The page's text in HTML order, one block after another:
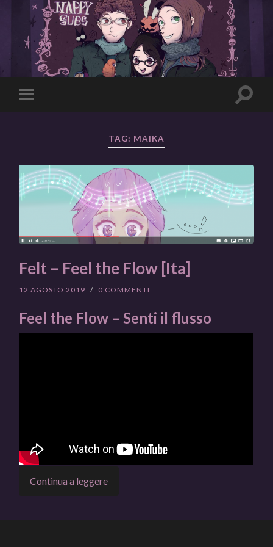
Toggle
Toggle
TAG: MAIKA
Felt – Feel the Flow [Ita]
12 AGOSTO 2019 / 0 COMMENTI
Feel the Flow – Senti il flusso
Continua a leggere